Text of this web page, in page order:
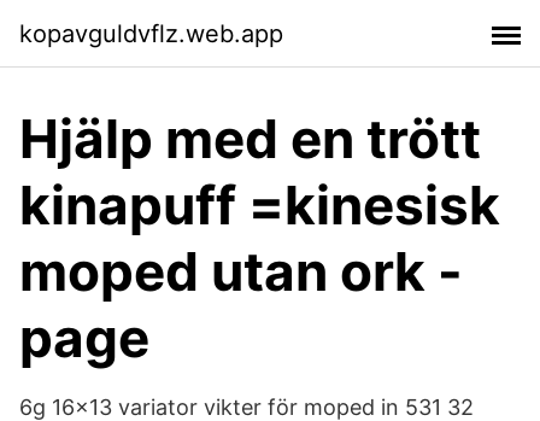
kopavguldvflz.web.app
Hjälp med en trött
kinapuff =kinesisk
moped utan ork -
page
6g 16x13 variator vikter för moped in 531 32